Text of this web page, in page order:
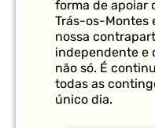
forma de apoiar
Trás-os-Montes
nossa
independente e
não só. É
todas as
único dia.